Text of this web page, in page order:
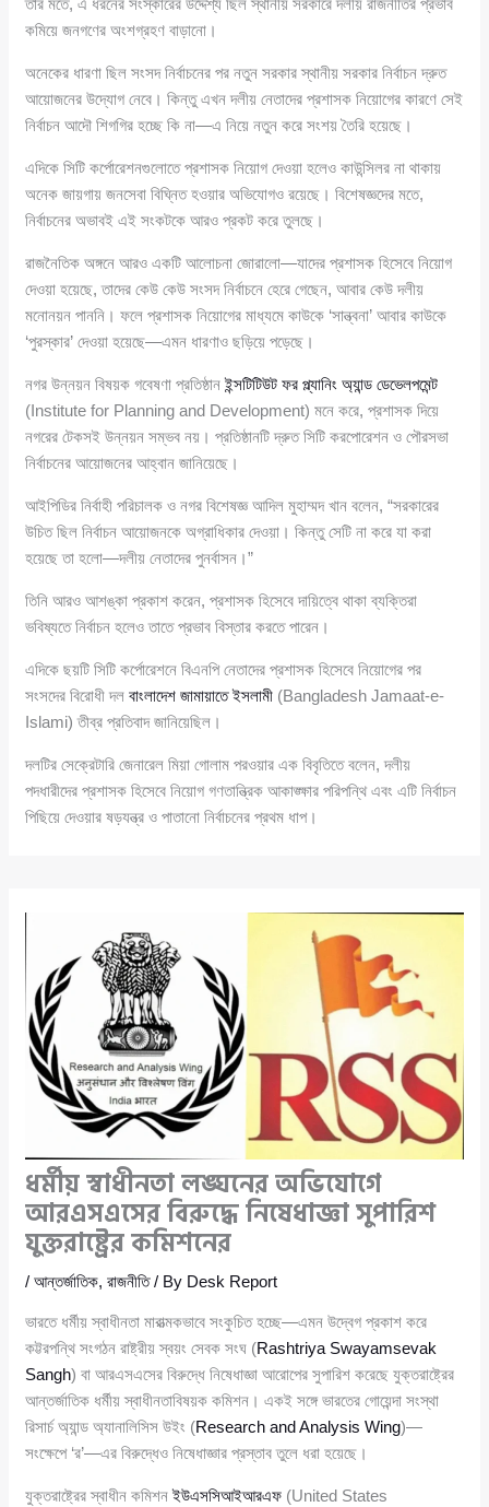
তার মতে, এ ধরনের সংস্কারের উদ্দেশ্য ছিল স্থানীয় সরকারে দলীয় রাজনীতির প্রভাব
কমিয়ে জনগণের অংশগ্রহণ বাড়ানো।
অনেকের ধারণা ছিল সংসদ নির্বাচনের পর নতুন সরকার স্থানীয় সরকার নির্বাচন দ্রুত
আয়োজনের উদ্যোগ নেবে। কিন্তু এখন দলীয় নেতাদের প্রশাসক নিয়োগের কারণে সেই
নির্বাচন আদৌ শিগগির হচ্ছে কি না—এ নিয়ে নতুন করে সংশয় তৈরি হয়েছে।
এদিকে সিটি কর্পোরেশনগুলোতে প্রশাসক নিয়োগ দেওয়া হলেও কাউন্সিলর না থাকায়
অনেক জায়গায় জনসেবা বিঘ্নিত হওয়ার অভিযোগও রয়েছে। বিশেষজ্ঞদের মতে,
নির্বাচনের অভাবই এই সংকটকে আরও প্রকট করে তুলছে।
রাজনৈতিক অঙ্গনে আরও একটি আলোচনা জোরালো—যাদের প্রশাসক হিসেবে নিয়োগ
দেওয়া হয়েছে, তাদের কেউ কেউ সংসদ নির্বাচনে হেরে গেছেন, আবার কেউ দলীয়
মনোনয়ন পাননি। ফলে প্রশাসক নিয়োগের মাধ্যমে কাউকে ‘সান্ত্বনা’ আবার কাউকে
‘পুরস্কার’ দেওয়া হয়েছে—এমন ধারণাও ছড়িয়ে পড়েছে।
নগর উন্নয়ন বিষয়ক গবেষণা প্রতিষ্ঠানইন্সটিটিউট ফর প্ল্যানিং অ্যান্ড ডেভেলপমেন্ট
(Institute for Planning and Development) মনে করে, প্রশাসক দিয়ে
নগরের টেকসই উন্নয়ন সম্ভব নয়। প্রতিষ্ঠানটি দ্রুত সিটি করপোরেশন ও পৌরসভা
নির্বাচনের আয়োজনের আহ্বান জানিয়েছে।
আইপিডির নির্বাহী পরিচালক ও নগর বিশেষজ্ঞ আদিল মুহাম্মদ খান বলেন, “সরকারের
উচিত ছিল নির্বাচন আয়োজনকে অগ্রাধিকার দেওয়া। কিন্তু সেটি না করে যা করা
হয়েছে তা হলো—দলীয় নেতাদের পুনর্বাসন।”
তিনি আরও আশঙ্কা প্রকাশ করেন, প্রশাসক হিসেবে দায়িত্বে থাকা ব্যক্তিরা
ভবিষ্যতে নির্বাচন হলেও তাতে প্রভাব বিস্তার করতে পারেন।
এদিকে ছয়টি সিটি কর্পোরেশনে বিএনপি নেতাদের প্রশাসক হিসেবে নিয়োগের পর
সংসদের বিরোধী দলবাংলাদেশ জামায়াতে ইসলামী (Bangladesh Jamaat-e-
Islami) তীব্র প্রতিবাদ জানিয়েছিল।
দলটির সেক্রেটারি জেনারেল মিয়া গোলাম পরওয়ার এক বিবৃতিতে বলেন, দলীয়
পদধারীদের প্রশাসক হিসেবে নিয়োগ গণতান্ত্রিক আকাঙ্ক্ষার পরিপন্থি এবং এটি নির্বাচন
পিছিয়ে দেওয়ার ষড়যন্ত্র ও পাতানো নির্বাচনের প্রথম ধাপ।
ধর্মীয় স্বাধীনতা লঙ্ঘনের অভিযোগে
আরএসএসের বিরুদ্ধে নিষেধাজ্ঞা সুপারিশ
যুক্তরাষ্ট্রের কমিশনের
/আন্তর্জাতিক,রাজনীতি/ By Desk Report
ভারতে ধর্মীয় স্বাধীনতা মারাত্মকভাবে সংকুচিত হচ্ছে—এমন উদ্বেগ প্রকাশ করে
কট্টরপন্থি সংগঠন রাষ্ট্রীয় স্বয়ং সেবক সংঘ (Rashtriya Swayamsevak
Sangh) বা আরএসএসের বিরুদ্ধে নিষেধাজ্ঞা আরোপের সুপারিশ করেছে যুক্তরাষ্ট্রের
আন্তর্জাতিক ধর্মীয় স্বাধীনতাবিষয়ক কমিশন। একই সঙ্গে ভারতের গোয়েন্দা সংস্থা
রিসার্চ অ্যান্ড অ্যানালিসিস উইং (Research and Analysis Wing)—
সংক্ষেপে ‘র’—এর বিরুদ্ধেও নিষেধাজ্ঞার প্রস্তাব তুলে ধরা হয়েছে।
যুক্তরাষ্ট্রের স্বাধীন কমিশনইউএসসিআইআরএফ (United States